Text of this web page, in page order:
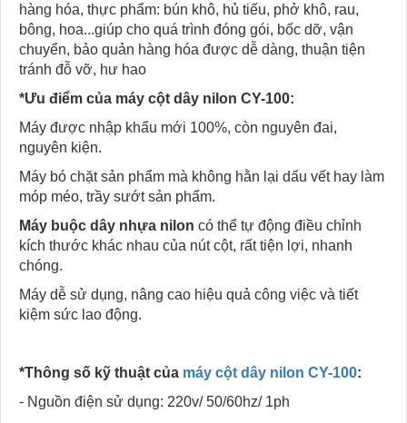
hàng hóa, thực phẩm: bún khô, hủ tiếu, phở khô, rau,
bông, hoa...giúp cho quá trình đóng gói, bốc dỡ, vận
chuyển, bảo quản hàng hóa được dễ dàng, thuận tiện
tránh đỗ vỡ, hư hao
*Ưu điểm của máy cột dây nilon CY-100:
Máy được nhập khẩu mới 100%, còn nguyên đai,
nguyên kiện.
Máy bó chặt sản phẩm mà không hằn lại dấu vết hay làm
móp méo, trầy sướt sản phẩm.
Máy buộc dây nhựa nilon có thể tự động điều chỉnh
kích thước khác nhau của nút cột, rất tiện lợi, nhanh
chóng.
Máy dễ sử dụng, nâng cao hiệu quả công việc và tiết
kiệm sức lao động.
*Thông số kỹ thuật của máy cột dây nilon CY-100:
- Nguồn điện sử dụng: 220v/ 50/60hz/ 1ph